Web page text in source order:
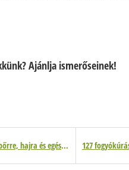
Ajánlja ismerőseinek!
A mogyoró bőrre, hajra és egészségre gyakorolt jótékony hatása 29 pontban